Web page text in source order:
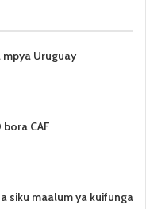
Uruguay
bora CAF
siku maalum ya kuifunga